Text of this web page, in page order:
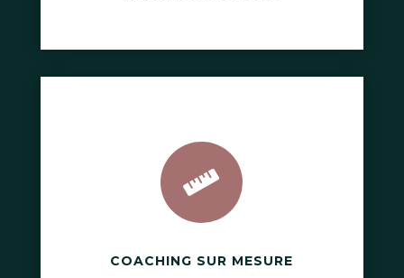

COACHING SUR MESURE